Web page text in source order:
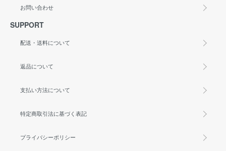
お問い合わせ
SUPPORT
配送・送料について
返品について
支払い方法について
特定商取引法に基づく表記
プライバシーポリシー